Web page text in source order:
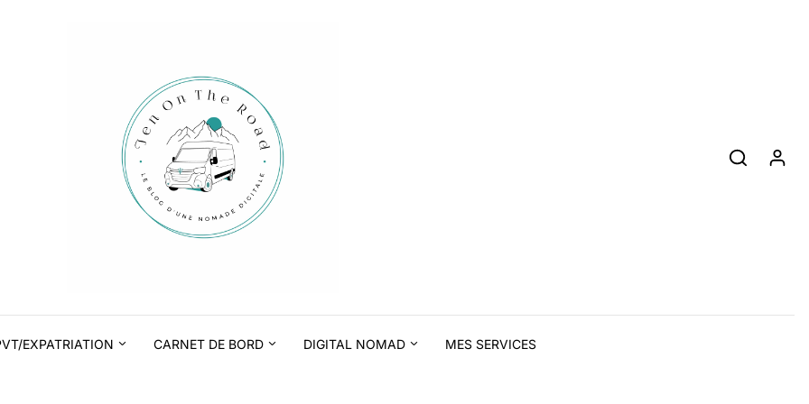
EXPATRIATION CARNET DE BORD DIGITAL NOMAD MES SERVICES